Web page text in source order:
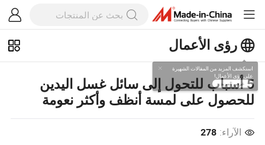
رؤى الأعمال
استكشف المزيد من المقالات الشهيرة
على رؤى الأعمال!
عرض المزيد
5 أسباب للتحول إلى سائل غسل اليدين
للحصول على لمسة أنظف وأكثر نعومة
الآراء: 278